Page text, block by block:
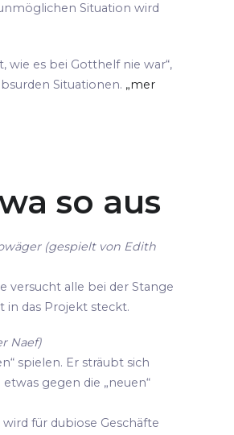
Situation wird
wie es bei Gotthelf nie war“,
Situationen. „mer
so aus
(gespielt von Edith
versucht alle bei der Stange
in das Projekt steckt.
Naef)
spielen. Er sträubt sich
gegen die „neuen“
für dubiose Geschäfte